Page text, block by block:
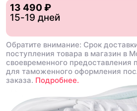
13 490 ₽
15-19 дней
Обратите внимание: Срок
поступления товара в магазин в
своевременного предоставления
для таможенного оформления
заказа. Подробнее.